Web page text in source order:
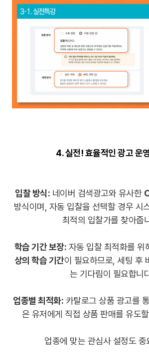
4. 실전! 효율적인 광고 운
입찰 방식: 네이버 검색광고와 유사한
방식이며, 자동 입찰을 선택할 경우 시
최적의 입찰가를 찾아줍
학습 기간 보장: 자동 입찰 최적화를 위
상의 학습 기간이 필요하므로, 세팅 후
는 기다림이 필요합니
업종별 최적화: 카탈로그 상품 광고를
은 유저에게 직접 상품 판매를 유도
업종에 맞는 관심사 설정도 중